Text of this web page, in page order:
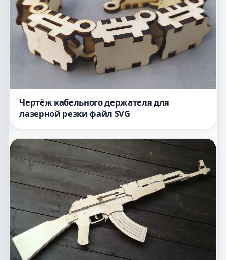
Чертёж кабельного держателя для
лазерной резки файл SVG